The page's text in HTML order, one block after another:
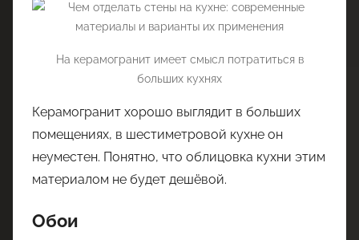
На керамогранит имеет смысл потратиться в
больших кухнях
Керамогранит хорошо выглядит в больших
помещениях, в шестиметровой кухне он
неуместен. Понятно, что облицовка кухни этим
материалом не будет дешёвой.
Обои